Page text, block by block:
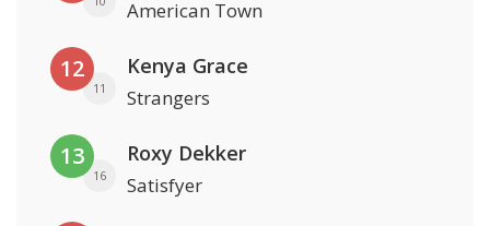
American Town
12
11
Kenya Grace
Strangers
13
16
Roxy Dekker
Satisfyer